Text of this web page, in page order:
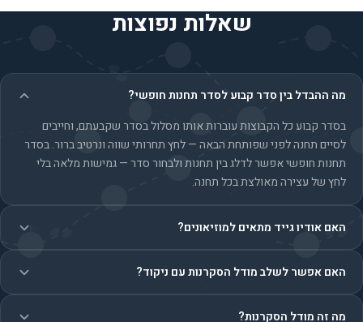
שאלות נפוצות
מה ההבדל בין סדר קבוע לסדר תחנות חופשי?
בסדר קבוע כל הקבוצות עוברות אותו מסלול בסדר שקבעתם, וחייבים
לסיים תחנה לפני שפותחת הבאה — לחץ תחרותי שווה ונרטיב ברור. בסדר
תחנות חופשי אפשר לדלג בין תחנות ולבחור סדר — גמישות מלאה בלי
לחץ של עצירה מאולצת בכל תחנה.
האם אודיו גייד מתאים למוזיאונים?
האם אפשר לשלב מודל הסקרנות עם ניקוד?
מה זה מודל הסקרנות?